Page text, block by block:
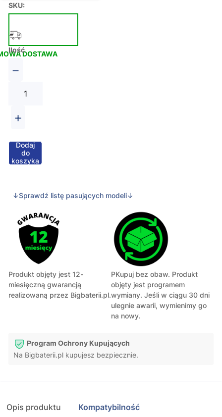
SKU:
DOSTAWA
Ilość
−
+
Dodaj
do
koszyka
↓Sprawdź listę pasujących modeli↓
Produkt objęty jest 12-
miesięczną gwarancją
realizowaną przez Bigbaterii.pl.
PKupuj bez obaw. Produkt
objęty jest programem
wymiany. Jeśli w ciągu 30 dni
ulegnie awarii, wymienimy go
na nowy.
Program Ochrony Kupujących
Na Bigbaterii.pl kupujesz bezpiecznie.
Opis produktu Kompatybilność